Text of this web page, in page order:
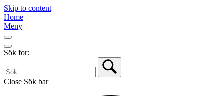
Skip to content
Home
Meny
Sök for:
Close Sök bar